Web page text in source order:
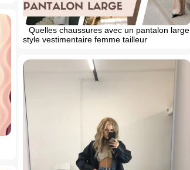
Quelles chaussures avec un pantalon large
style vestimentaire femme tailleur